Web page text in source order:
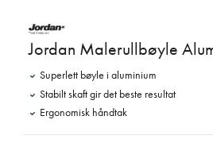
Jordan Malerullbøyle
Superlett bøyle i aluminium
Stabilt skaft gir det beste resultat
Ergonomisk håndtak